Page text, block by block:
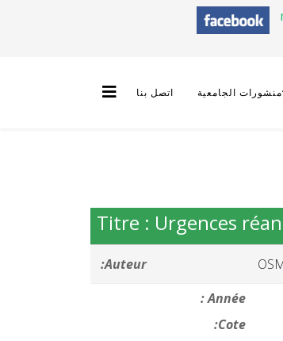
منشورات الجامعية اتصل بنا
Titre : Urgences
Auteur:
Année :
Cote: